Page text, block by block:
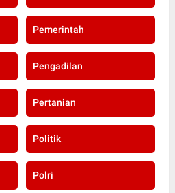
Pemerintah
Pengadilan
Pertanian
Politik
Polri